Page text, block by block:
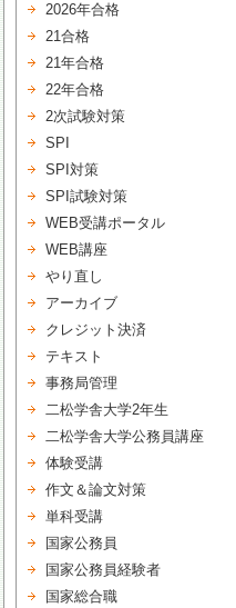
2026年合格
21合格
21年合格
22年合格
2次試験対策
SPI
SPI対策
SPI試験対策
WEB受講ポータル
WEB講座
やり直し
アーカイブ
クレジット決済
テキスト
事務局管理
二松学舎大学2年生
二松学舎大学公務員講座
体験受講
作文＆論文対策
単科受講
国家公務員
国家公務員経験者
国家総合職